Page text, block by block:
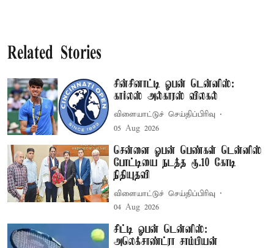
Related Stories
சின்சினாட்டி ஓபன் டென்னிஸ்:
கார்லஸ் அல்காரஸ் விலகல்
விளையாட்டுச் செய்திப்பிரிவு
05 Aug 2026
சென்னை ஓபன் பெண்கள் டென்னிஸ்
போட்டியை நடத்த ரூ.10 கோடி
நிதியுதவி
விளையாட்டுச் செய்திப்பிரிவு
04 Aug 2026
சிட்டி ஓபன் டென்னிஸ்:
அலெக்சாண்ட்ரா சாம்பியன்